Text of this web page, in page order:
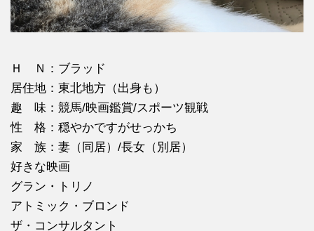
Ｈ Ｎ：ブラッド
居住地：東北地方（出身も）
趣 味：競馬/映画鑑賞/スポーツ観戦
性 格：穏やかですがせっかち
家 族：妻（同居）/長女（別居）
好きな映画
グラン・トリノ
アトミック・ブロンド
ザ・コンサルタント